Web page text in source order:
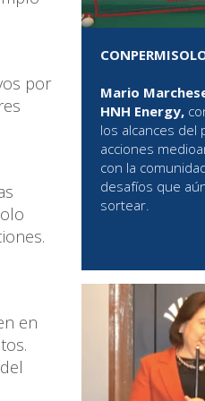
por
en
Mario
HNH Energy,
los alcances del
acciones
con la
desafíos que
sortear.